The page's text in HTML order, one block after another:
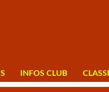
INFOS CLUB